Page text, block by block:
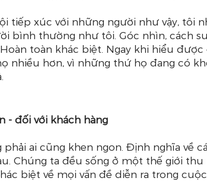
tiếp xúc với những người như vậy, tôi
bình thường như tôi. Góc nhìn, cách
toàn khác biệt. Ngay khi hiểu
nhiều hơn, vì những thứ họ đang có
- đối với khách hàng
phải ai cũng khen ngon. Định nghĩa về
Chúng ta đều sống ở một thế giới thu
biệt về mọi vấn đề diễn ra trong